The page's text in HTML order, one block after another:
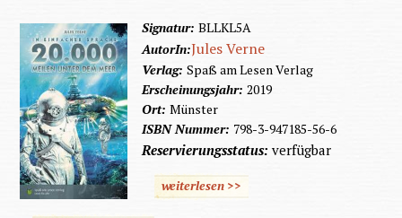
Signatur: BLLKL5A
AutorIn:Jules Verne
Verlag: Spaß am Lesen Verlag
Erscheinungsjahr: 2019
Ort: Münster
ISBN Nummer: 798-3-947185-56-6
Reservierungsstatus: verfügbar
weiterlesen >>